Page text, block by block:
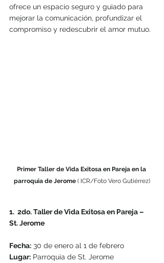
ofrece un espacio seguro y guiado para
mejorar la comunicación, profundizar el
compromiso y redescubrir el amor mutuo.
Primer Taller de Vida Exitosa en Pareja en la
parroquia de Jerome ( ICR/Foto Vero Gutiérrez)
1.  2do. Taller de Vida Exitosa en Pareja –
St. Jerome
Fecha: 30 de enero al 1 de febrero
Lugar: Parroquia de St. Jerome